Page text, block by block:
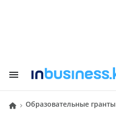
Образовательные гранты